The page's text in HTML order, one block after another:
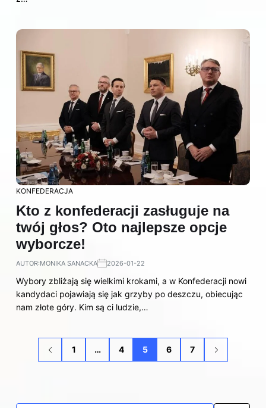
KONFEDERACJA
Kto z konfederacji zasługuje na
twój głos? Oto najlepsze opcje
wyborcze!
AUTOR:MONIKA SANACKA 2026-01-22
Wybory zbliżają się wielkimi krokami, a w Konfederacji nowi
kandydaci pojawiają się jak grzyby po deszczu, obiecując
nam złote góry. Kim są ci ludzie,…
1 … 4 5 6 7